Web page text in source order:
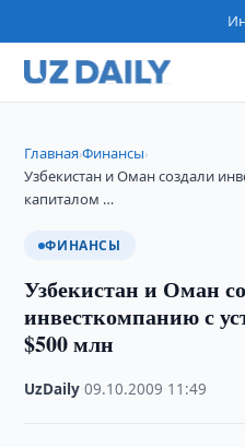
Главная›Финансы›
Узбекистан и Оман создали
капиталом …
ФИНАНСЫ
Узбекистан и Оман
инвесткомпанию с
$500 млн
UzDaily ·09.10.2009 11:49